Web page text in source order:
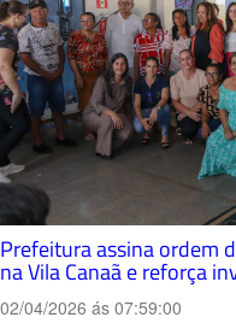
Prefeitura assina ordem
na Vila Canaã e reforça
02/04/2026 ás 07:59:00